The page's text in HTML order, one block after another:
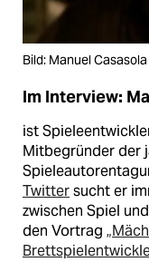
Bild: Manuel
Im Interview:
ist
Mitbegründer der
Twittersucht er
zwischen Spiel
den Vortrag